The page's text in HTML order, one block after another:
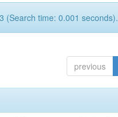
(Search time: 0.001 seconds).
previous